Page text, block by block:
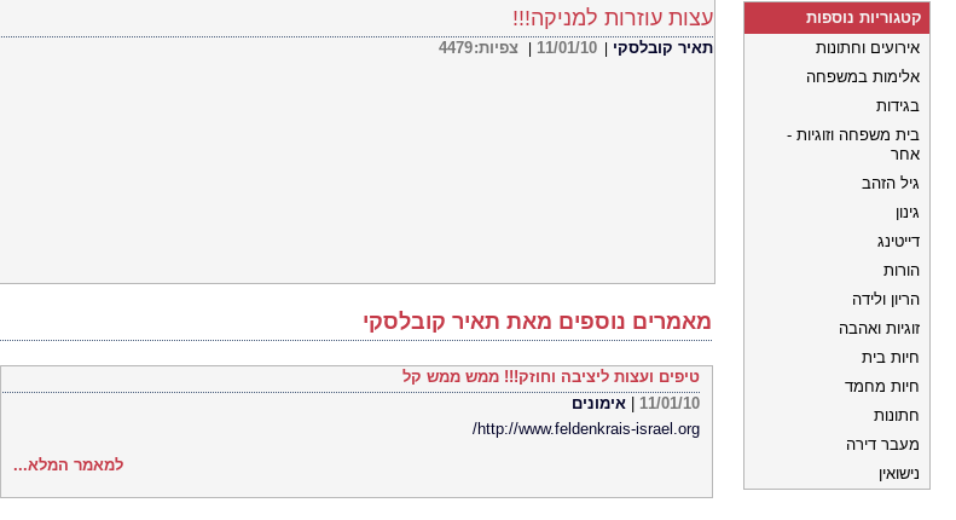
עצות עוזרות למניקה!!!
תאיר קובלסקי 11/01/10 צפיות:4479
מאמרים נוספים מאת תאיר קובלסקי
טיפים ועצות ליציבה וחוזק!!! ממש ממש קל
11/01/10
אימונים
http://www.feldenkrais-israel.org/
למאמר המלא...
קטגוריות נוספות
אירועים וחתונות
אלימות במשפחה
בגידות
בית משפחה וזוגיות -
אחר
גיל הזהב
גינון
דייטינג
הורות
הריון ולידה
זוגיות ואהבה
חיות בית
חיות מחמד
חתונות
מעבר דירה
נישואין